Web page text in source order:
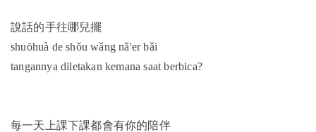
說話的手往哪兒擺
shuōhuà de shǒu wǎng nǎ'er bǎi
tangannya diletakan kemana saat berbica?
每一天上課下課都會有你的陪伴